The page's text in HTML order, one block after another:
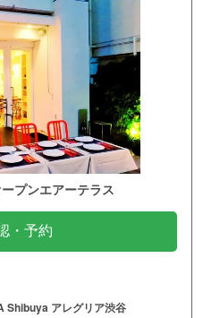
プンエアーテラス
・予約
Shibuya アレグリア渋谷